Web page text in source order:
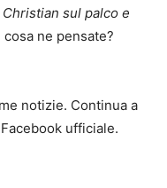
sul palco e
cosa ne pensate?
notizie. Continua a
ufficiale.